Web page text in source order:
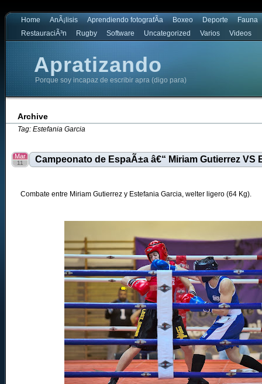
Home AnÃ¡lisis Aprendiendo fotografÃ­a Boxeo Deporte
Fauna
RestauraciÃ³n
Rugby Software Uncategorized Varios Videos
Apratizando
Porque soy incapaz de escribir apra (digo para)
Archive
Tag: Estefania Garcia
Campeonato de EspaÃ±a â€“ Miriam Gutierrez VS
Mar
11
Combate entre Miriam Gutierrez y Estefania Garcia, welter ligero (64 Kg).